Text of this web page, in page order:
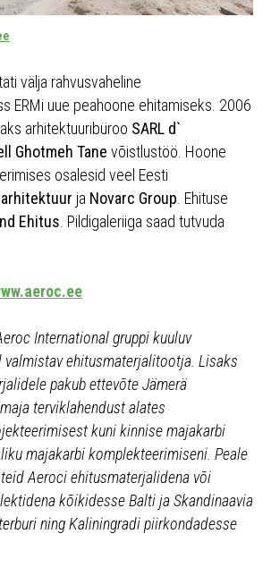
välja rahvusvaheline
ERMi uue peahoone ehitamiseks. 2006
arhitektuuribüroo SARL d`
Ghotmeh Tane võistlustöö. Hoone
osalesid veel Eesti
arhitektuur ja Novarc Group . Ehituse
Ehitus . Pildigaleriiga saad tutvuda
International gruppi kuuluv
ehitusmaterjalitootja. Lisaks
pakub ettevõte Jämerä
terviklahendust alates
kuni kinnise majakarbi
majakarbi komplekteerimiseni. Peale
Aeroci ehitusmaterjalidena või
kõikidesse Balti ja Skandinaavia
ning Kaliningradi piirkondadesse